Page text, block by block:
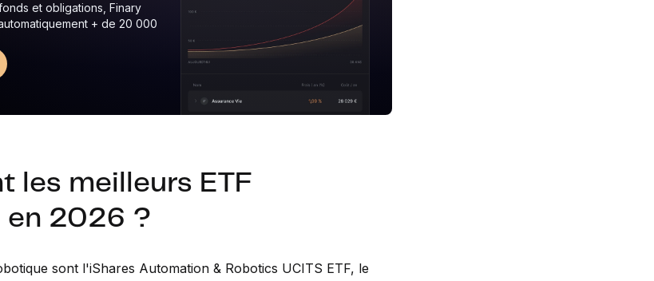
et obligations, Finary
+ de 20 000
les meilleurs ETF
en 2026 ?
sont l'iShares Automation & Robotics UCITS ETF, le